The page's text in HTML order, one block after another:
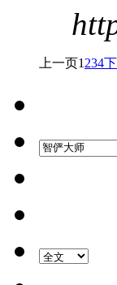
上一页1 234